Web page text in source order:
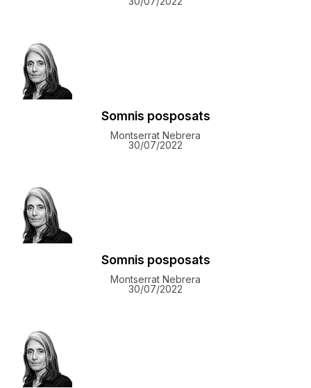
Somnis posposats
Montserrat Nebrera
30/07/2022
Somnis posposats
Montserrat Nebrera
30/07/2022